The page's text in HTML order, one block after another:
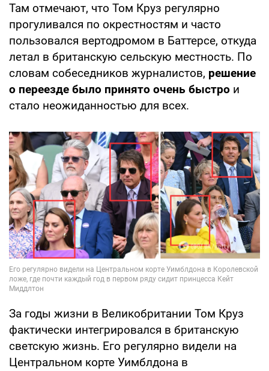
Там отмечают, что Том Круз регулярно
прогуливался по окрестностям и часто
пользовался вертодромом в Баттерсе, откуда
летал в британскую сельскую местность. По
словам собеседников журналистов, решение
о переезде было принято очень быстро и
стало неожиданностью для всех.
За годы жизни в Великобритании Том Круз
фактически интегрировался в британскую
светскую жизнь. Его регулярно видели на
Центральном корте Уимблдона в